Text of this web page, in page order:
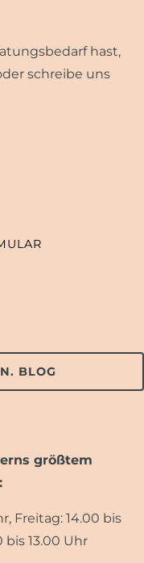
hast,
schreibe uns
BLOG
größtem
Freitag: 14.00 bis
bis 13.00 Uhr